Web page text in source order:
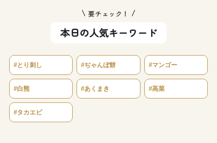
要チェック！
本日の人気キーワード
#とり刺し #ぢゃんぼ餅 #マンゴー
#白熊 #あくまき #高菜
#タカエビ